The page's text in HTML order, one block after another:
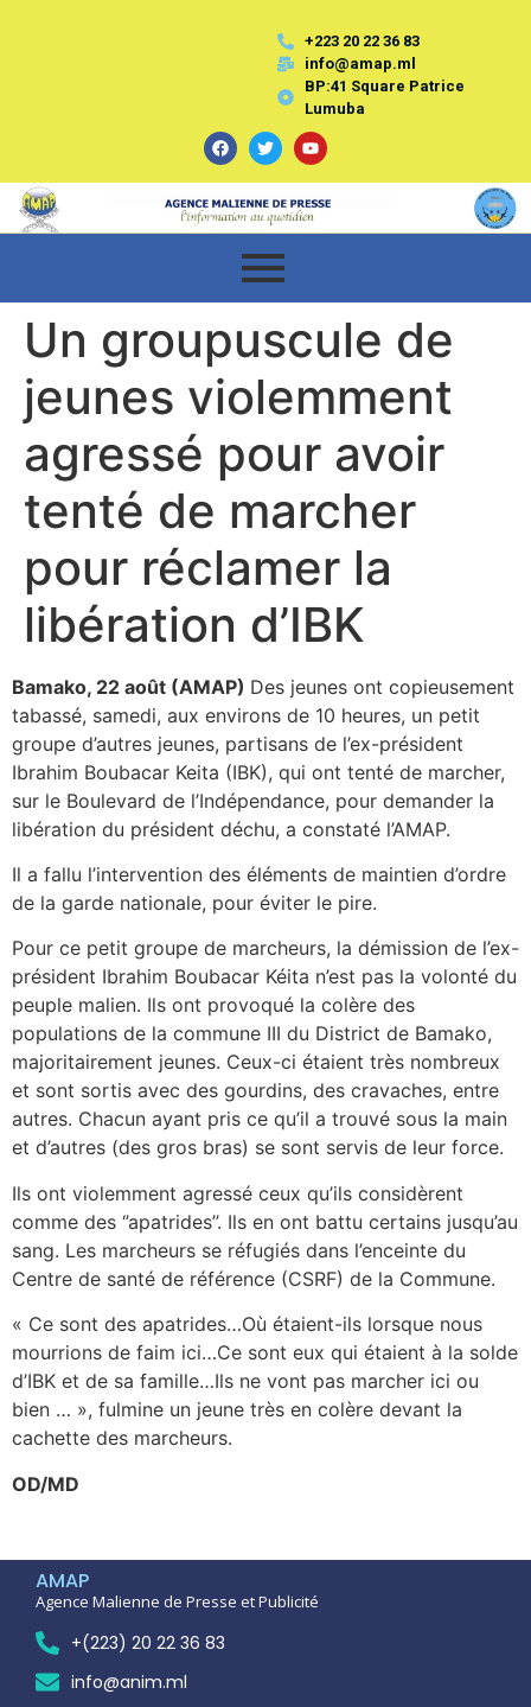
+223 20 22 36 83
info@amap.ml
BP:41 Square Patrice
Lumuba
Un groupuscule de
jeunes violemment
agressé pour avoir
tenté de marcher
pour réclamer la
libération d’IBK
Bamako, 22 août (AMAP) Des jeunes ont copieusement
tabassé, samedi, aux environs de 10 heures, un petit
groupe d’autres jeunes, partisans de l’ex-président
Ibrahim Boubacar Keita (IBK), qui ont tenté de marcher,
sur le Boulevard de l’Indépendance, pour demander la
libération du président déchu, a constaté l’AMAP.
Il a fallu l’intervention des éléments de maintien d’ordre
de la garde nationale, pour éviter le pire.
Pour ce petit groupe de marcheurs, la démission de l’ex-
président Ibrahim Boubacar Kéita n’est pas la volonté du
peuple malien. Ils ont provoqué la colère des
populations de la commune III du District de Bamako,
majoritairement jeunes. Ceux-ci étaient très nombreux
et sont sortis avec des gourdins, des cravaches, entre
autres. Chacun ayant pris ce qu’il a trouvé sous la main
et d’autres (des gros bras) se sont servis de leur force.
Ils ont violemment agressé ceux qu’ils considèrent
comme des ‘’apatrides’’. Ils en ont battu certains jusqu’au
sang. Les marcheurs se réfugiés dans l’enceinte du
Centre de santé de référence (CSRF) de la Commune.
« Ce sont des apatrides…Où étaient-ils lorsque nous
mourrions de faim ici…Ce sont eux qui étaient à la solde
d’IBK et de sa famille…Ils ne vont pas marcher ici ou
bien … », fulmine un jeune très en colère devant la
cachette des marcheurs.
OD/MD
AMAP
Agence Malienne de Presse et Publicité
+(223) 20 22 36 83
info@anim.ml